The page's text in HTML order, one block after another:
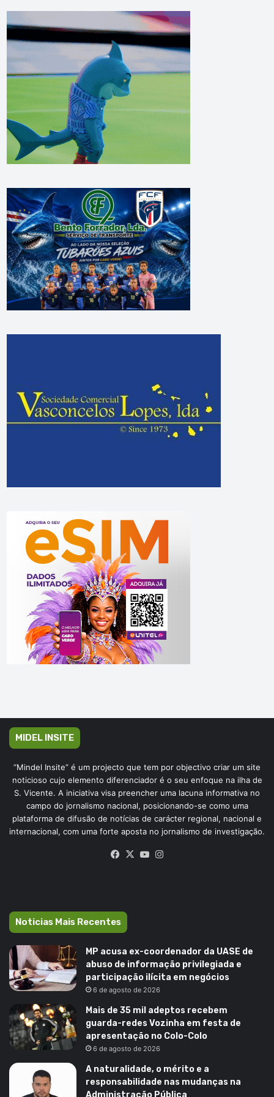
MIDEL INSITE
“Mindel Insite” é um projecto que tem por objectivo criar um site
noticioso cujo elemento diferenciador é o seu enfoque na ilha de
S. Vicente. A iniciativa visa preencher uma lacuna informativa no
campo do jornalismo nacional, posicionando-se como uma
plataforma de difusão de notícias de carácter regional, nacional e
internacional, com uma forte aposta no jornalismo de investigação.
Facebook
X YouTube
Noticias Mais Recentes
MP acusa ex-coordenador da UASE de
abuso de informação privilegiada e
participação ilícita em negócios
6 de agosto de 2026
Mais de 35 mil adeptos recebem
guarda-redes Vozinha em festa de
apresentação no Colo-Colo
6 de agosto de 2026
A naturalidade, o mérito e a
responsabilidade nas mudanças na